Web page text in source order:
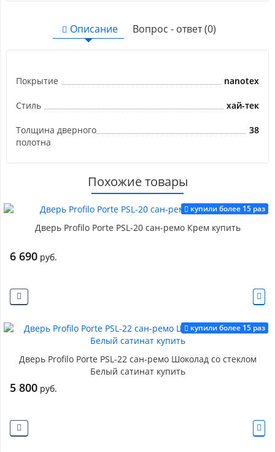
Описание Вопрос - ответ (0)
Покрытие nanotex
Стиль хай-тек
Толщина дверного
полотна
38
Похожие товары
купили более 15 раз
Дверь Profilo Porte PSL-20 сан-ремо Крем купить
6 690 руб.
купили более 15 раз
Дверь Profilo Porte PSL-22 сан-ремо Шоколад со стеклом
Белый сатинат купить
5 800 руб.